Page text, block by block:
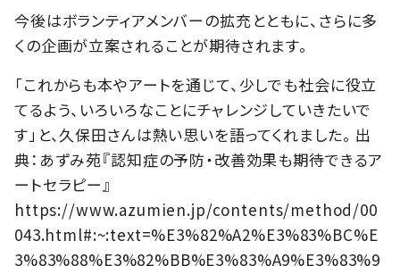
今後はボランティアメンバーの拡充とともに、さらに多
くの企画が立案されることが期待されます。
「これからも本やアートを通じて、少しでも社会に役立
てるよう、いろいろなことにチャレンジしていきたいで
す」と、久保田さんは熱い思いを語ってくれました。 出
典：あずみ苑『認知症の予防・改善効果も期待できるア
ートセラピー』
https://www.azumien.jp/contents/method/00
043.html#:~:text=%E3%82%A2%E3%83%BC%E
3%83%88%E3%82%BB%E3%83%A9%E3%83%9